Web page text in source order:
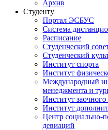
Архив
Студенту
Портал ЭСБУС
Система
Расписание
Студенческий
Студенческий
Институт спорта
Институт
Международный
менеджмента и
Институт заочного
Институт
Центр социально-
девиаций